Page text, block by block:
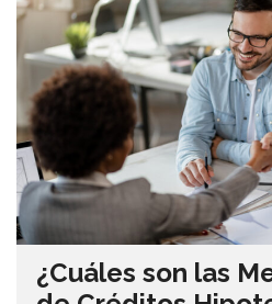
¿Cuáles son las